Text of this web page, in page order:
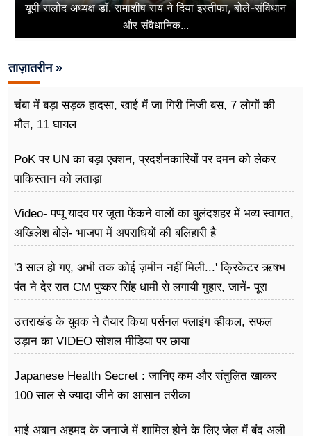
यूपी रालोद अध्यक्ष डॉ. रामाशीष राय ने दिया इस्तीफा, बोले-संविधान
और संवैधानिक...
ताज़ातरीन »
चंबा में बड़ा सड़क हादसा, खाई में जा गिरी निजी बस, 7 लोगों की
मौत, 11 घायल
PoK पर UN का बड़ा एक्शन, प्रदर्शनकारियों पर दमन को लेकर
पाकिस्तान को लताड़ा
Video- पप्पू यादव पर जूता फेंकने वालों का बुलंदशहर में भव्य स्वागत,
अखिलेश बोले- भाजपा में अपराधियों की बलिहारी है
'3 साल हो गए, अभी तक कोई ज़मीन नहीं मिली...' क्रिकेटर ऋषभ
पंत ने देर रात CM पुष्कर सिंह धामी से लगायी गुहार, जानें- पूरा
उत्तराखंड के युवक ने तैयार किया पर्सनल फ्लाइंग व्हीकल, सफल
उड़ान का VIDEO सोशल मीडिया पर छाया
Japanese Health Secret : जानिए कम और संतुलित खाकर
100 साल से ज्यादा जीने का आसान तरीका
भाई अबान अहमद के जनाजे में शामिल होने के लिए जेल में बंद अली